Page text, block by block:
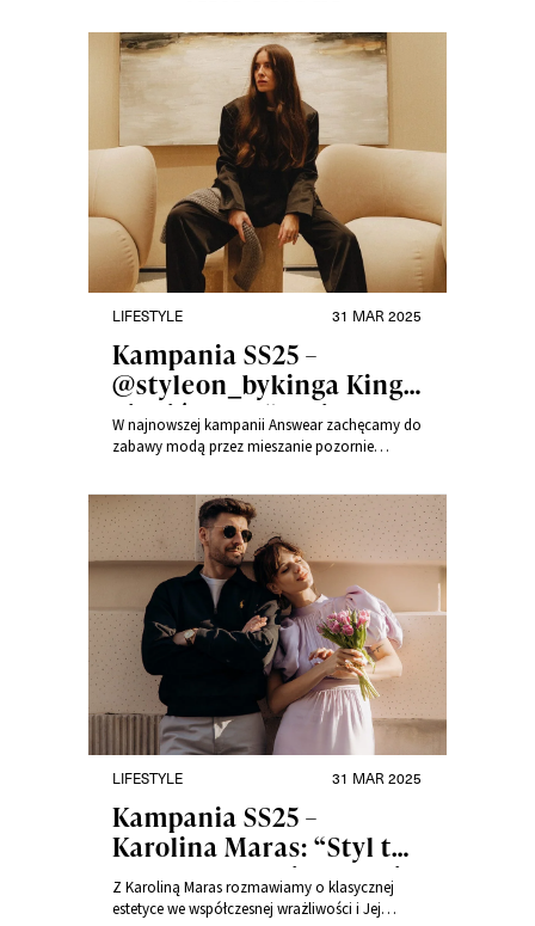
LIFESTYLE 31 MAR 2025
Kampania SS25 –
@styleon_bykinga Kinga
Litwińczuk: “Bycie
autentycznym i
kluczem do odnalezienia
własnego stylu”
W najnowszej kampanii Answear zachęcamy do
zabawy modą przez mieszanie pozornie
doskonale pokazują twórcy, którzy zrealizowali
dla nas materiały z bliskimi sobie osobami.
LIFESTYLE 31 MAR 2025
Kampania SS25 –
Karolina Maras: “Styl to
dla nas trochę jak drugi
język, którym
Z Karoliną Maras rozmawiamy o klasycznej
estetyce we współczesnej wrażliwości i Jej